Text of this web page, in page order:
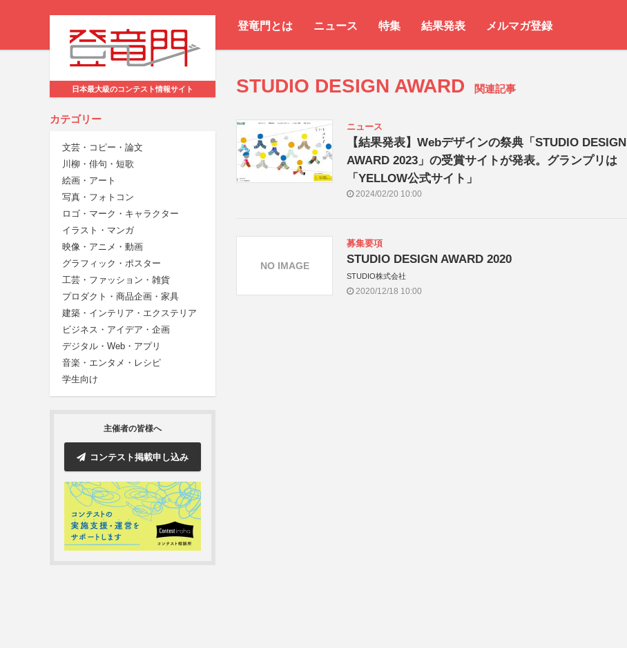
登竜門とは ニュース 特集 結果発表 メルマガ登録
日本最大級のコンテスト情報サイト
カテゴリー
文芸・コピー・論文
川柳・俳句・短歌
絵画・アート
写真・フォトコン
ロゴ・マーク・キャラクター
イラスト・マンガ
映像・アニメ・動画
グラフィック・ポスター
工芸・ファッション・雑貨
プロダクト・商品企画・家具
建築・インテリア・エクステリア
ビジネス・アイデア・企画
デジタル・Web・アプリ
音楽・エンタメ・レシピ
学生向け
主催者の皆様へ
コンテスト掲載申し込み
STUDIO DESIGN AWARD 関連記事
ニュース
【結果発表】Webデザインの祭典「STUDIO DESIGN
AWARD 2023」の受賞サイトが発表。グランプリは
「YELLOW公式サイト」
2024/02/20 10:00
募集要項
STUDIO DESIGN AWARD 2020
STUDIO株式会社
2020/12/18 10:00
NO IMAGE